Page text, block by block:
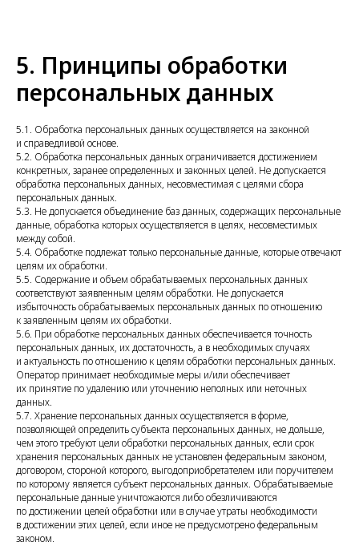
5. Принципы обработки
персональных данных
5.1. Обработка персональных данных осуществляется на законной
и справедливой основе.
5.2. Обработка персональных данных ограничивается достижением
конкретных, заранее определенных и законных целей. Не допускается
обработка персональных данных, несовместимая с целями сбора
персональных данных.
5.3. Не допускается объединение баз данных, содержащих персональные
данные, обработка которых осуществляется в целях, несовместимых
между собой.
5.4. Обработке подлежат только персональные данные, которые отвечают
целям их обработки.
5.5. Содержание и объем обрабатываемых персональных данных
соответствуют заявленным целям обработки. Не допускается
избыточность обрабатываемых персональных данных по отношению
к заявленным целям их обработки.
5.6. При обработке персональных данных обеспечивается точность
персональных данных, их достаточность, а в необходимых случаях
и актуальность по отношению к целям обработки персональных данных.
Оператор принимает необходимые меры и/или обеспечивает
их принятие по удалению или уточнению неполных или неточных
данных.
5.7. Хранение персональных данных осуществляется в форме,
позволяющей определить субъекта персональных данных, не дольше,
чем этого требуют цели обработки персональных данных, если срок
хранения персональных данных не установлен федеральным законом,
договором, стороной которого, выгодоприобретателем или поручителем
по которому является субъект персональных данных. Обрабатываемые
персональные данные уничтожаются либо обезличиваются
по достижении целей обработки или в случае утраты необходимости
в достижении этих целей, если иное не предусмотрено федеральным
законом.